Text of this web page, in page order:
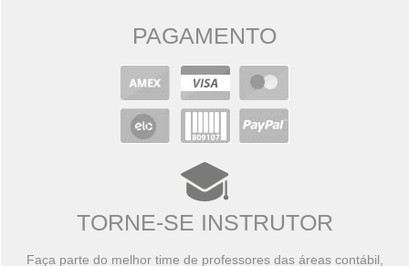
PAGAMENTO
TORNE-SE INSTRUTOR
Faça parte do melhor time de professores das áreas contábil,